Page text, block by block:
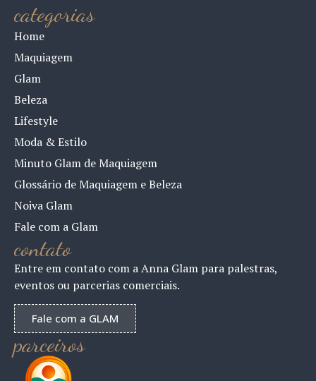
categorias
Home
Maquiagem
Glam
Beleza
Lifestyle
Moda & Estilo
Minuto Glam de Maquiagem
Glossário de Maquiagem e Beleza
Noiva Glam
Fale com a Glam
contato
Entre em contato com a Anna Glam para palestras,
eventos ou parcerias comerciais.
Fale com a GLAM
parceiros